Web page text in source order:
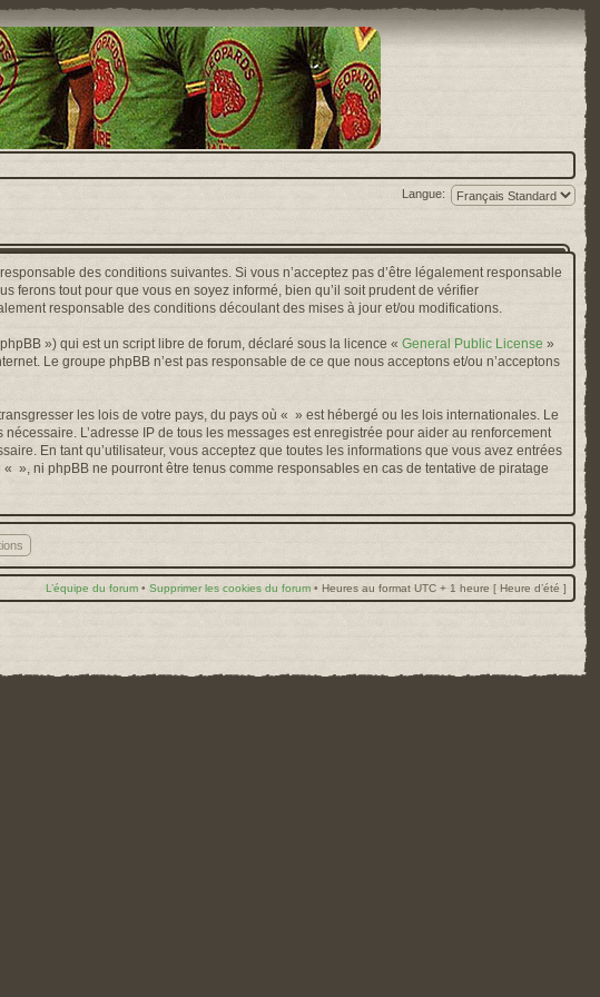
Langue:
des conditions suivantes. Si vous n’acceptez pas d’être légalement responsable
ferons tout pour que vous en soyez informé, bien qu’il soit prudent de vérifier
responsable des conditions découlant des mises à jour et/ou modifications.
») qui est un script libre de forum, déclaré sous la licence « General Public License »
Le groupe phpBB n’est pas responsable de ce que nous acceptons et/ou n’acceptons
les lois de votre pays, du pays où « » est hébergé ou les lois internationales. Le
L’adresse IP de tous les messages est enregistrée pour aider au renforcement
En tant qu’utilisateur, vous acceptez que toutes les informations que vous avez entrées
», ni phpBB ne pourront être tenus comme responsables en cas de tentative de piratage
L’équipe du forum • Supprimer les cookies du forum • Heures au format UTC + 1 heure [ Heure d’été ]